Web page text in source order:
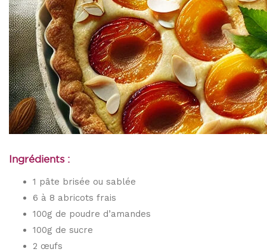
Ingrédients :
1 pâte brisée ou sablée
6 à 8 abricots frais
100g de poudre d’amandes
100g de sucre
2 œufs